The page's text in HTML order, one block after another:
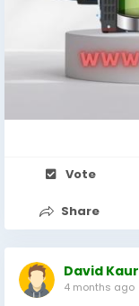
Vote
Share
David Kaur
4 months ago